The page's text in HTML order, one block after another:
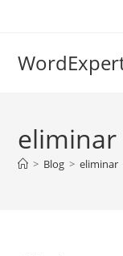
eliminar
> Blog > eliminar